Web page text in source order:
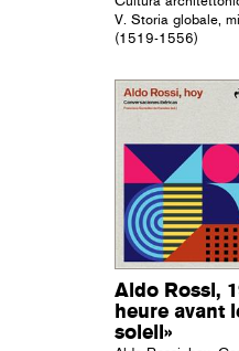
V. Storia globale,
(1519-1556)
Aldo Rossi,
heure avant
soleil»